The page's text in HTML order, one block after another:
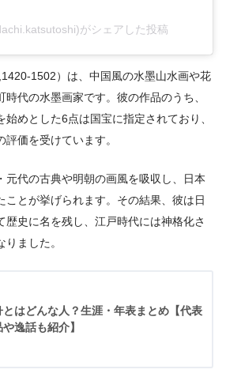
がシェアした投稿
1502）は、中国風の水墨山水画や花
代の水墨画家です。彼の作品のうち、
めとした6点は国宝に指定されており、
価を受けています。
元代の古典や明朝の画風を吸収し、日本
ことが挙げられます。その結果、彼は日
歴史に名を残し、江戸時代には神格化さ
ました。
とはどんな人？生涯・年表まとめ【代表
逸話も紹介】